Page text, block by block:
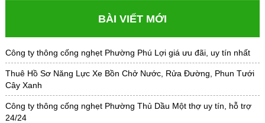
BÀI VIẾT MỚI
Công ty thông cống nghẹt Phường Phú Lợi giá ưu đãi, uy tín nhất
Thuê Hồ Sơ Năng Lực Xe Bồn Chở Nước, Rửa Đường, Phun Tưới
Cây Xanh
Công ty thông cống nghẹt Phường Thủ Dầu Một thợ uy tín, hỗ trợ
24/24